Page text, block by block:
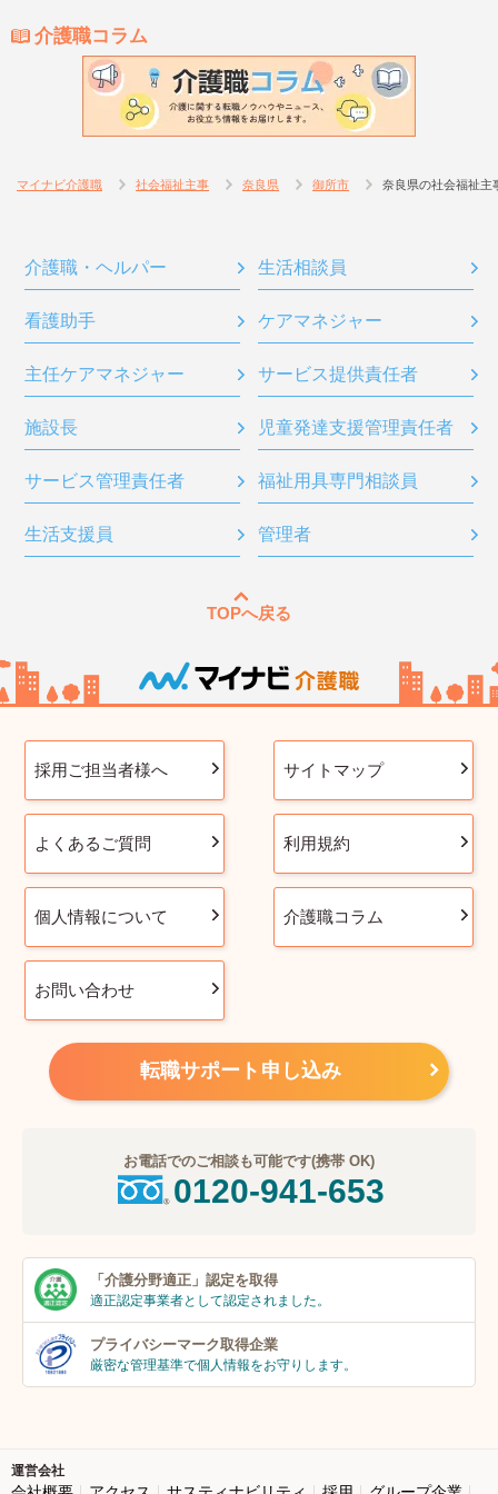
介護職コラム
マイナビ介護職 社会福祉主事 奈良県 御所市 奈良県の社会福祉主
介護職・ヘルパー 生活相談員
看護助手 ケアマネジャー
主任ケアマネジャー サービス提供責任者
施設長 児童発達支援管理責任者
サービス管理責任者 福祉用具専門相談員
生活支援員 管理者
TOPへ戻る
採用ご担当者様へ サイトマップ
よくあるご質問 利用規約
個人情報について 介護職コラム
お問い合わせ
転職サポート申し込み
お電話でのご相談も可能です(携帯 OK)
0120-941-653
「介護分野適正」 認定を取得
適正認定事業者として認定されました。
プライバシーマーク取得企業
厳密な管理基準で個人情報をお守りします。
運営会社